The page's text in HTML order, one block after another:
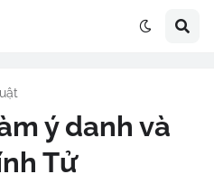
ý danh và
Tử